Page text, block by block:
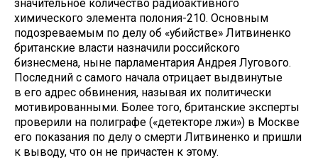
значительное количество радиоактивного
химического элемента полония-210. Основным
подозреваемым по делу об «убийстве» Литвиненко
британские власти назначили российского
бизнесмена, ныне парламентария Андрея Лугового.
Последний с самого начала отрицает выдвинутые
в его адрес обвинения, называя их политически
мотивированными. Более того, британские эксперты
проверили на полиграфе («детекторе лжи») в Москве
его показания по делу о смерти Литвиненко и пришли
к выводу, что он не причастен к этому.